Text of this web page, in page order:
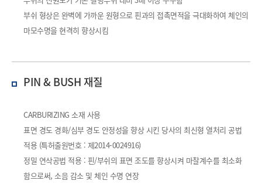
부쉬 형상은 완벽에 가까운 원형으로 핀과의 접촉면적을 극대화하여 체인의
마모수명을 현격히 향상시킴
PIN & BUSH 재질
CARBURIZING 소재 사용
표면 경도 경화/심부 경도 안정성을 향상 시킨 당사의 최신형 열처리 공법
적용 (특허출원번호 : 제2014-0024916)
정밀 연삭공법 적용 : 핀/부쉬의 표면 조도를 향상시켜 마찰계수를 최소화
함으로써, 소음 감소 및 체인 수명 연장